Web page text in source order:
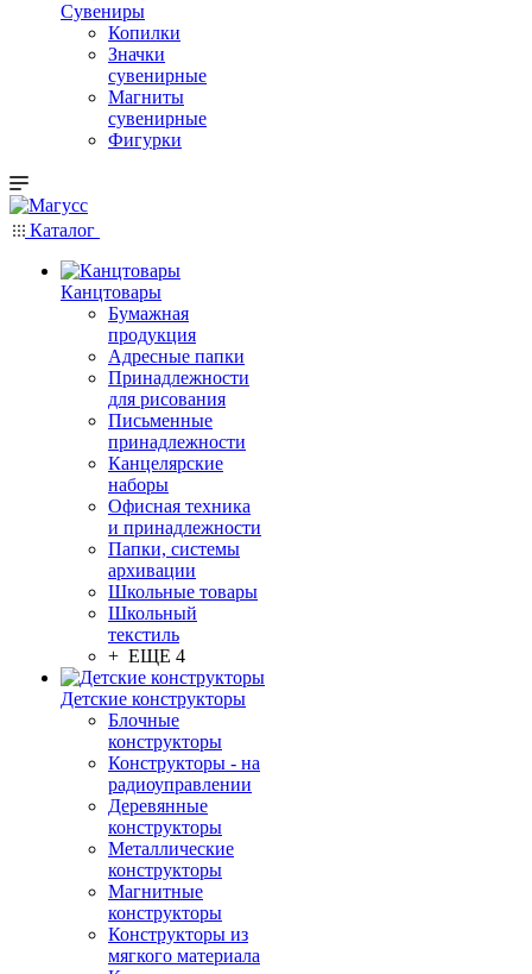
Сувениры
Копилки
Значки
сувенирные
Магниты
сувенирные
Фигурки
Каталог
Канцтовары
Бумажная
продукция
Адресные папки
Принадлежности
для рисования
Письменные
принадлежности
Канцелярские
наборы
Офисная техника
и принадлежности
Папки, системы
архивации
Школьные товары
Школьный
текстиль
+ ЕЩЕ 4
Детские конструкторы
Блочные
конструкторы
Конструкторы - на
радиоуправлении
Деревянные
конструкторы
Металлические
конструкторы
Магнитные
конструкторы
Конструкторы из
мягкого материала